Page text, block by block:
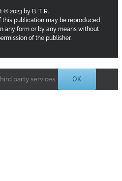
© 2023 by B. T. R.
this publication may be reproduced,
any form or by any means without
of the publisher.
party services. OK